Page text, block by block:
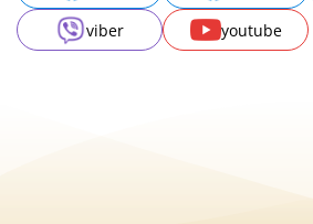
viber
youtube